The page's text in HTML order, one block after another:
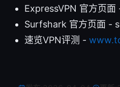
ExpressVPN 官方页
Surfshark 官方页面 -
速览VPN评测 -